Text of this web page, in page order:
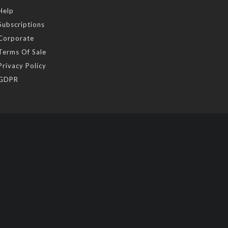
Of Sale
Policy